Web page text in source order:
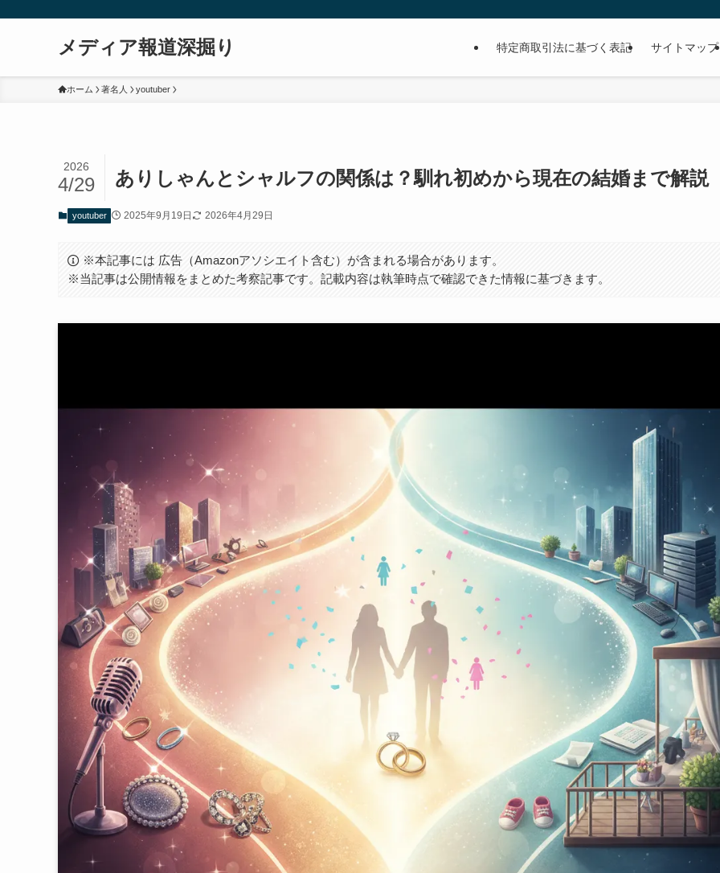
メディア報道深掘り 特定商取引法に基づく表記 サイトマップ
ホーム 著名人 youtuber
ありしゃんとシャルフの関係は？馴れ初めから現在の結婚まで解説
2026
4/29
youtuber 2025年9月19日 2026年4月29日
※本記事には 広告（Amazonアソシエイト含む）が含まれる場合があります。
※当記事は公開情報をまとめた考察記事です。記載内容は執筆時点で確認できた情報に基づきます。